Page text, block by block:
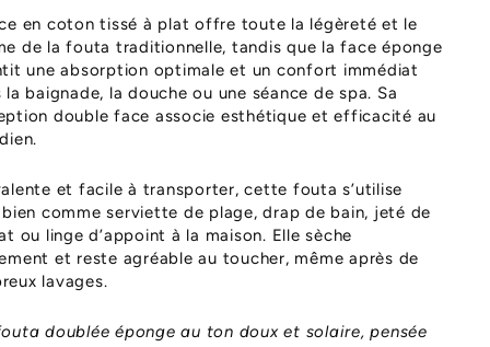
en coton tissé à plat offre toute la légèreté et le
de la fouta traditionnelle, tandis que la face éponge
une absorption optimale et un confort immédiat
la baignade, la douche ou une séance de spa. Sa
double face associe esthétique et efficacité au
et facile à transporter, cette fouta s’utilise
bien comme serviette de plage, drap de bain, jeté de
ou linge d’appoint à la maison. Elle sèche
et reste agréable au toucher, même après de
lavages.
doublée éponge au ton doux et solaire, pensée